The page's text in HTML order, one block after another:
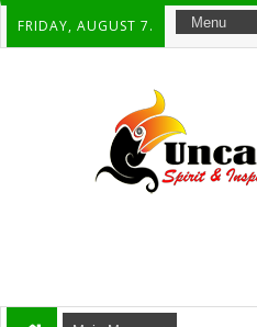
FRIDAY, AUGUST 7.